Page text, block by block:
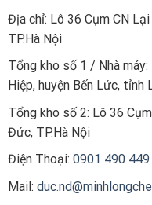
Địa chỉ: Lô 36 Cụm CN
TP.Hà Nội
Tổng kho số 1 / Nhà
Hiệp, huyện Bến Lức, tỉnh
Tổng kho số 2: Lô 36
Đức, TP.Hà Nội
Điện Thoại: 0901 490 449
Mail: